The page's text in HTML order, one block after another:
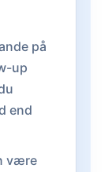
på
up
end
være